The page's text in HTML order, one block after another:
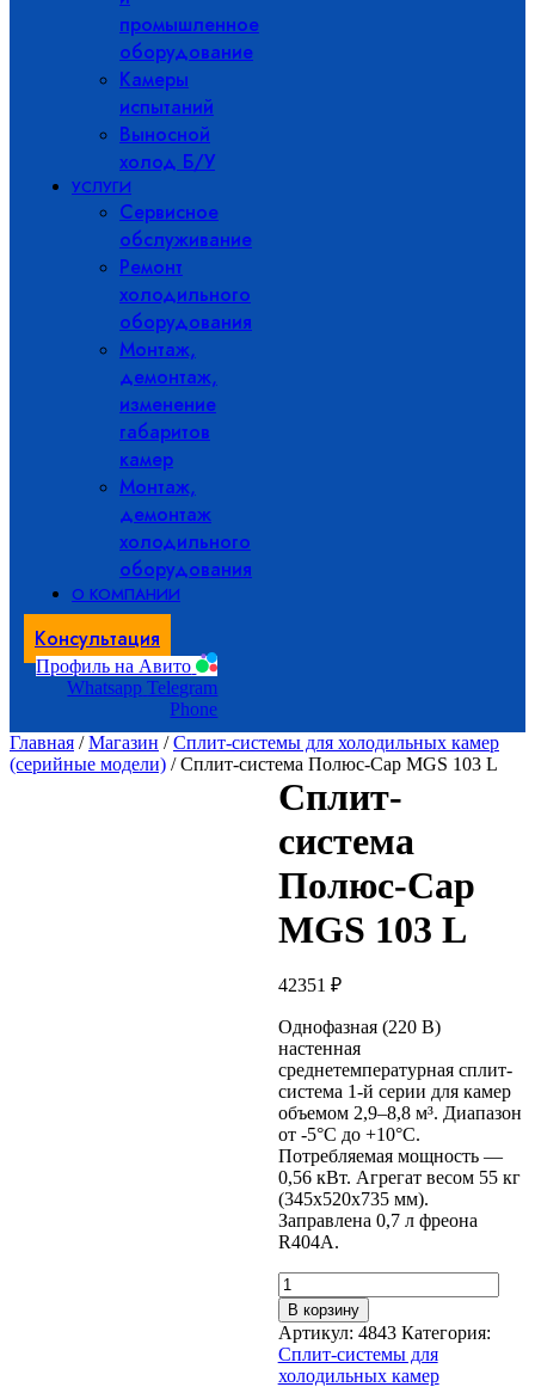
промышленное
оборудование
Камеры
испытаний
Выносной
холод Б/У
УСЛУГИ
Сервисное
обслуживание
Ремонт
холодильного
оборудования
Монтаж,
демонтаж,
изменение
габаритов
камер
Монтаж,
демонтаж
холодильного
оборудования
О КОМПАНИИ
Консультация
Профиль на Авито
Whatsapp Telegram
Phone
Главная /Магазин /Сплит-системы для холодильных камер
(серийные модели) / Сплит-система Полюс-Сар MGS 103 L
Сплит-
система
Полюс-Сар
MGS 103 L
42351 ₽
Однофазная (220 В)
настенная
среднетемпературная сплит-
система 1-й серии для камер
объемом 2,9–8,8 м³. Диапазон
от -5°C до +10°C.
Потребляемая мощность —
0,56 кВт. Агрегат весом 55 кг
(345x520x735 мм).
Заправлена 0,7 л фреона
R404A.
Количество
товара
Сплит-
система
Полюс-
В корзину
Артикул: 4843 Категория:
Сплит-системы для
холодильных камер